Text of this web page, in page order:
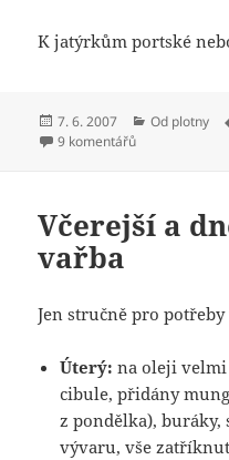
K jatýrkům portské
Publikováno:
7. 6. 2007 Rubriky:
Od plotny
9 komentářůu textu s
Včerejší a
vařba
Jen stručně pro
Úterý: na oleji
cibule, přidány
z pondělka),
vývaru, vše